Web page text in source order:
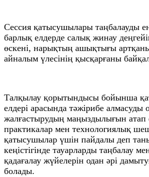
Сессия қатысушылары таңбалауды
барлық елдерде салық жинау
өскені, нарықтың ашықтығы
айналым үлесінің қысқарғаны
Талқылау қорытындысы бойынша
елдері арасында тәжірибе алмасуды
жалғастырудың маңыздылығын атап
практикалар мен технологиялық
қатысушылар үшін пайдалы деп
кеңістігінде тауарларды таңбалау
қадағалау жүйелерін одан әрі
болады.